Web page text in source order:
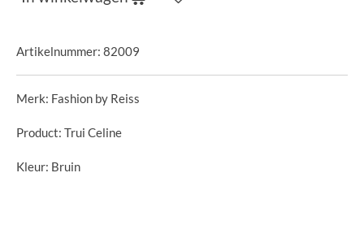
Artikelnummer: 82009
Merk: Fashion by Reiss
Product: Trui Celine
Kleur: Bruin